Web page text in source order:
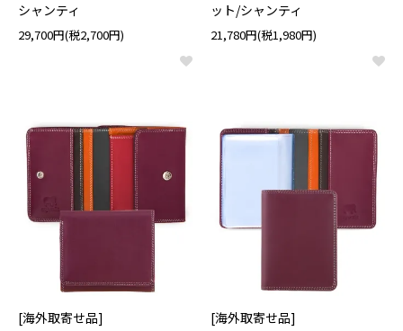
シャンティ
29,700円(税2,700円)
ット/シャンティ
21,780円(税1,980円)
[海外取寄せ品]
[海外取寄せ品]